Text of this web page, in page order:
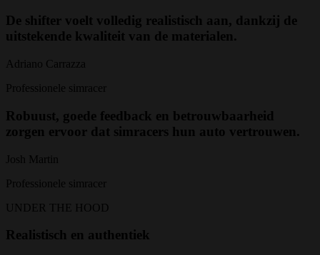
De shifter voelt volledig realistisch aan, dankzij de
uitstekende kwaliteit van de materialen.
Adriano Carrazza
Professionele simracer
Robuust, goede feedback en betrouwbaarheid
zorgen ervoor dat simracers hun auto vertrouwen.
Josh Martin
Professionele simracer
UNDER THE HOOD
Realistisch en authentiek